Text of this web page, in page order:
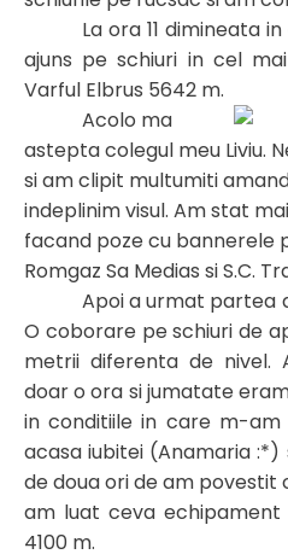
La ora 11 dimineata
ajuns pe schiuri in cel
Varful Elbrus 5642 m.
Acolo ma
astepta colegul meu Liviu.
si am clipit multumiti
indeplinim visul. Am stat
facand poze cu bannerele
Romgaz Sa Medias si S.C.
Apoi a urmat partea
O coborare pe schiuri de
metrii diferenta de
doar o ora si jumatate
in conditiile in care m-
acasa iubitei (Anamaria
de doua ori de am povestit
am luat ceva
4100 m.